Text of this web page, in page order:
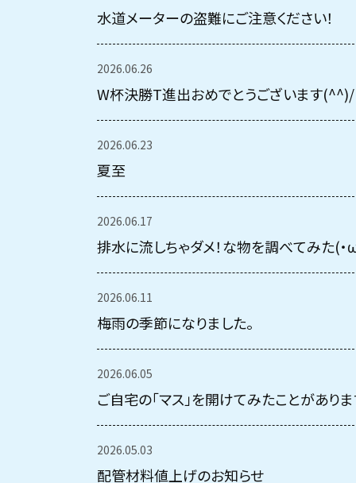
水道メーターの盗難にご注意ください！
2026.06.26
W杯決勝T進出おめでとうございます(^^)/
2026.06.23
夏至
2026.06.17
排水に流しちゃダメ！な物を調べてみた(・
2026.06.11
梅雨の季節になりました。
2026.06.05
ご自宅の「マス」を開けてみたことがあり
2026.05.03
配管材料値上げのお知らせ